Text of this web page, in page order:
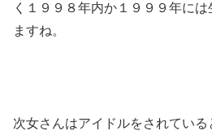
く１９９８年内か１９９９年に
ますね。
次女さんはアイドルをされてい